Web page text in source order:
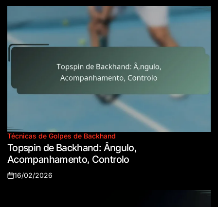
on
Posted
in
Técnicas de Golpes de Backhand
Topspin de Backhand: Ângulo,
Acompanhamento, Controlo
Posted
16/02/2026